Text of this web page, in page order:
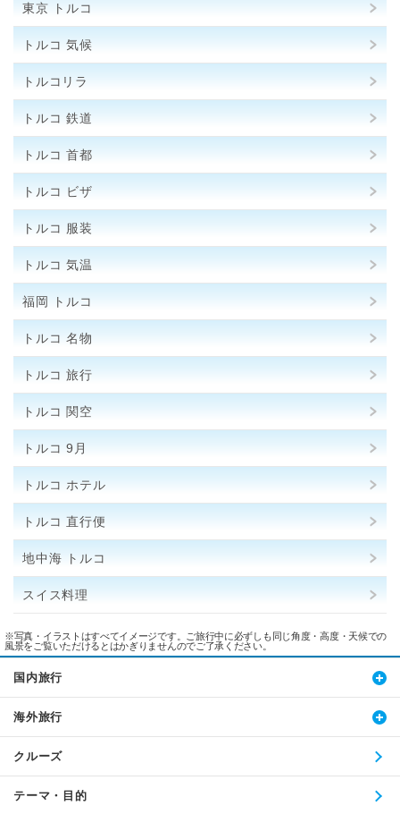
東京 トルコ
トルコ 気候
トルコリラ
トルコ 鉄道
トルコ 首都
トルコ ビザ
トルコ 服装
トルコ 気温
福岡 トルコ
トルコ 名物
トルコ 旅行
トルコ 関空
トルコ 9月
トルコ ホテル
トルコ 直行便
地中海 トルコ
スイス料理
※写真・イラストはすべてイメージです。ご旅行中に必ずしも同じ角度・高度・天候での
風景をご覧いただけるとはかぎりませんのでご了承ください。
国内旅行
海外旅行
クルーズ
テーマ・目的